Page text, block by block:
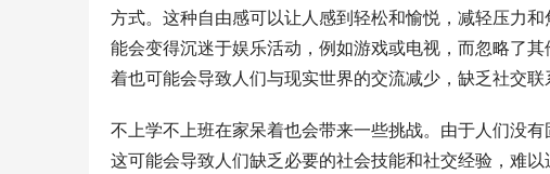
方式。这种自由感可以让人感到轻松和愉悦，减轻压力
能会变得沉迷于娱乐活动，例如游戏或电视，而忽略了
着也可能会导致人们与现实世界的交流减少，缺乏社交联
不上学不上班在家呆着也会带来一些挑战。由于人们没
这可能会导致人们缺乏必要的社会技能和社交经验，难